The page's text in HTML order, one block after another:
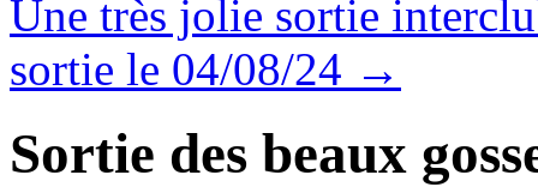
Une très jolie sortie
sortie le 04/08/24 →
Sortie des beaux